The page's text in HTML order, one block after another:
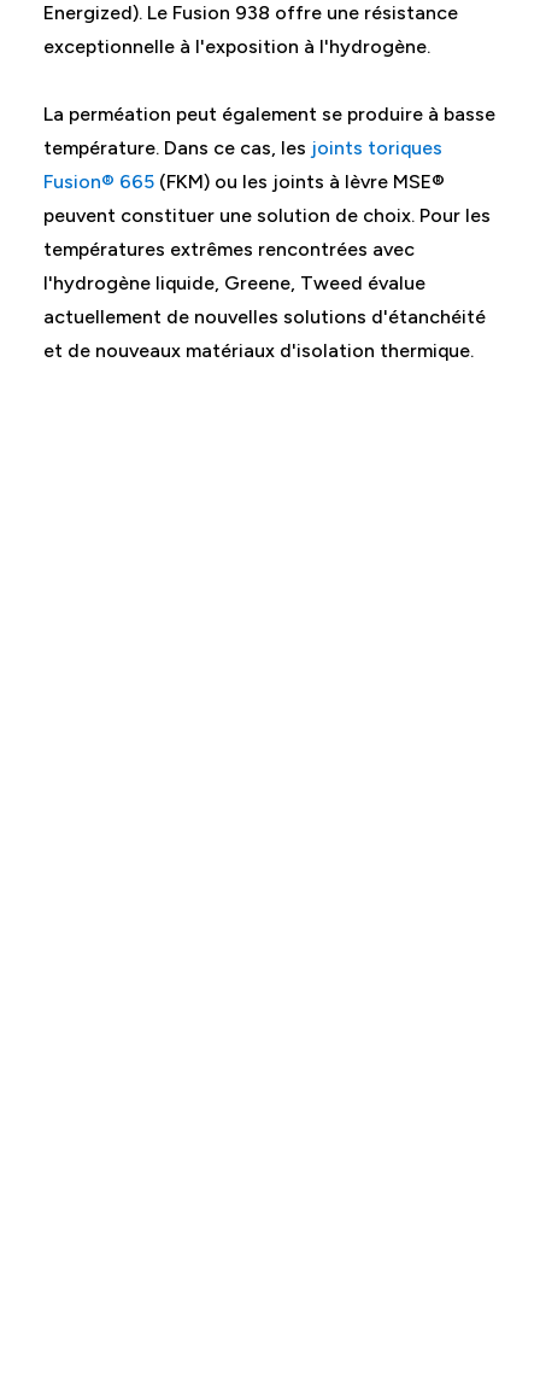
Energized). Le Fusion 938 offre une résistance
exceptionnelle à l'exposition à l'hydrogène.
La perméation peut également se produire à basse
température. Dans ce cas, les joints toriques
Fusion® 665 (FKM) ou les joints à lèvre MSE®
peuvent constituer une solution de choix. Pour les
températures extrêmes rencontrées avec
l'hydrogène liquide, Greene, Tweed évalue
actuellement de nouvelles solutions d'étanchéité
et de nouveaux matériaux d'isolation thermique.